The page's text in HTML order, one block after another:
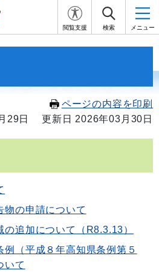
閲覧支援 検索 メニュー
ページの内容を印刷
29日
更新日 2026年03月30日
物の申請について
の追加について（R8.3.13）
例（平成８年高知県条例第５
いて